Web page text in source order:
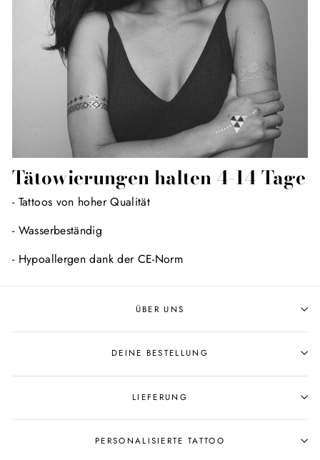
Tätowierungen halten 4-14 Tage
- Tattoos von hoher Qualität
- Wasserbeständig
- Hypoallergen dank der CE-Norm
ÜBER UNS
DEINE BESTELLUNG
LIEFERUNG
PERSONALISIERTE TATTOO